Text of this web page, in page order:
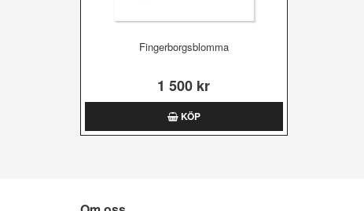
Fingerborgsblomma
1 500 kr
KÖP